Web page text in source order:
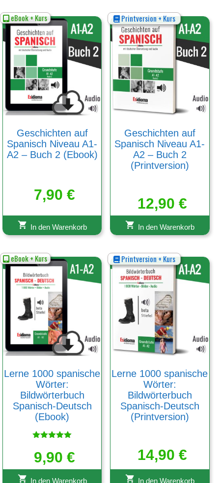
eBook + Kurs
Geschichten auf
Spanisch Niveau A1-
A2 – Buch 2 (Ebook)
7,90€
In den Warenkorb
Printversion + Kurs
Geschichten auf
Spanisch Niveau A1-
A2 – Buch 2
(Printversion)
12,90 €
In den Warenkorb
eBook + Kurs
Lerne 1000 spanische
Wörter:
Bildwörterbuch
Spanisch-Deutsch
(Ebook)
mit
5.00
9,90€
In den Warenkorb
Printversion + Kurs
Lerne 1000 spanische
Wörter:
Bildwörterbuch
Spanisch-Deutsch
(Printversion)
14,90 €
In den Warenkorb